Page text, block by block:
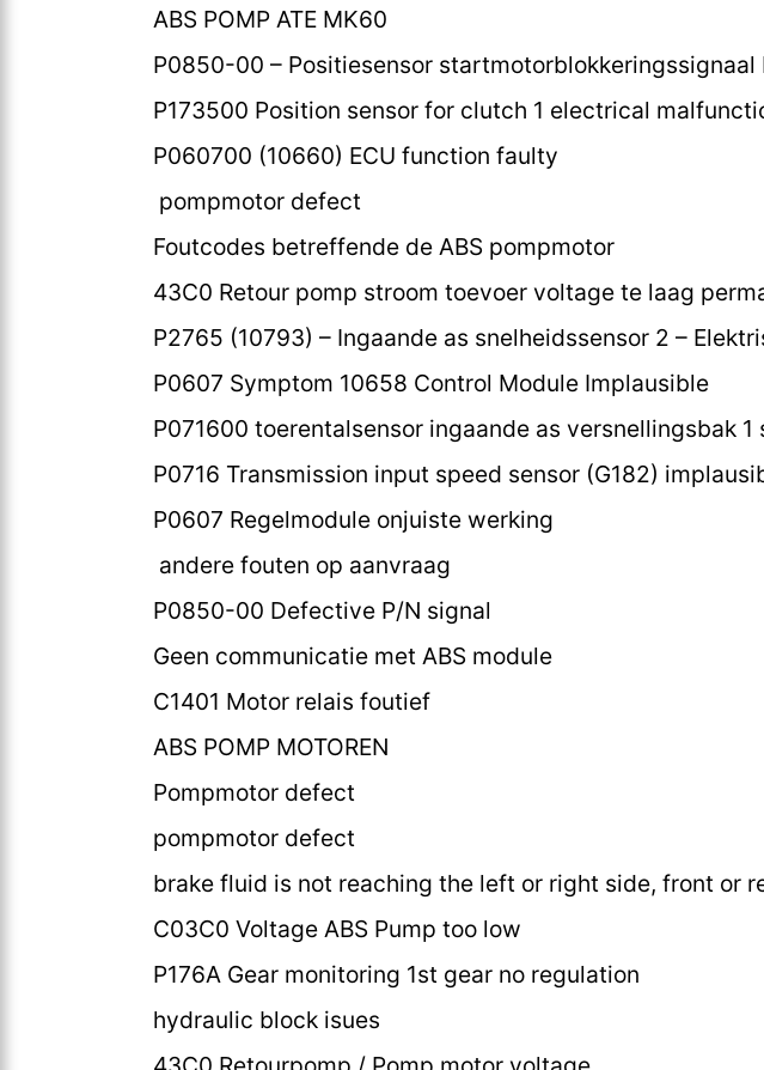
ABS POMP ATE MK60
P0850-00 – Positiesensor
P173500 Position sensor for clutch 1 electrical
P060700 (10660) ECU function faulty
pompmotor defect
Foutcodes betreffende de ABS pompmotor
43C0 Retour pomp stroom toevoer voltage te laag
P2765 (10793) – Ingaande as snelheidssensor 2 –
P0607 Symptom 10658 Control Module Implausible
P071600 toerentalsensor ingaande as versnellingsbak
P0716 Transmission input speed sensor (G182)
P0607 Regelmodule onjuiste werking
andere fouten op aanvraag
P0850-00 Defective P/N signal
Geen communicatie met ABS module
C1401 Motor relais foutief
ABS POMP MOTOREN
Pompmotor defect
pompmotor defect
brake fluid is not reaching the left or right side, front or
C03C0 Voltage ABS Pump too low
P176A Gear monitoring 1st gear no regulation
hydraulic block isues